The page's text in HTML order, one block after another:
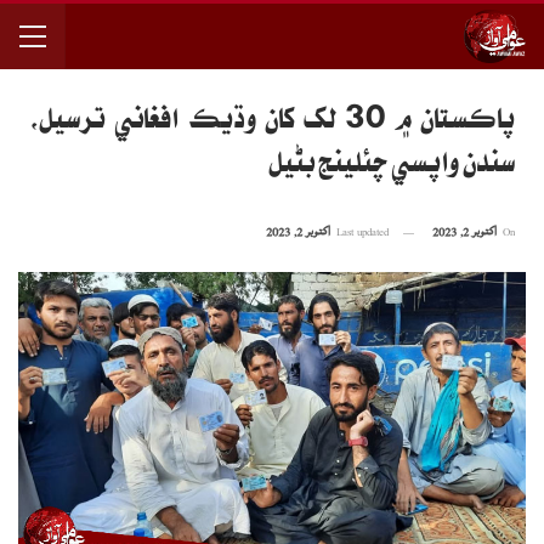
پاڪستان ۾ 30 لک کان وڌيڪ افغاني ترسيل،
سندن واپسي چئلينج بڻيل
اکتوبر 2, 2023 اکتوبر 2, 2023